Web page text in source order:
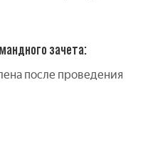
зачета:
после проведения